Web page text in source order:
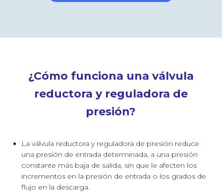
¿Cómo funciona una válvula
reductora y reguladora de
presión?
La válvula reductora y reguladora de presión reduce
una presión de entrada determinada, a una presión
constante más baja de salida, sin que le afecten los
incrementos en la presión de entrada o los grados de
flujo en la descarga.